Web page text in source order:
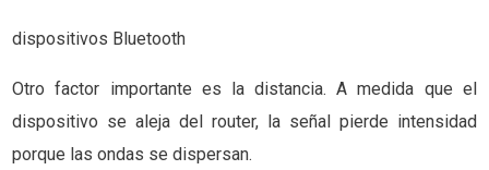
dispositivos Bluetooth
Otro factor importante es la distancia. A medida que el
dispositivo se aleja del router, la señal pierde intensidad
porque las ondas se dispersan.